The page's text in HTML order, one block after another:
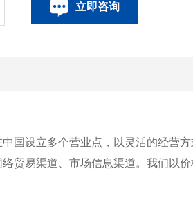
最大真空度不大于 kPa-77.3
不大于在。汞-22.82
立即咨询
国设立多个营业点，以灵活的经营
贸易渠道、市场信息渠道。我们以